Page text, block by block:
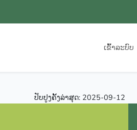
ເຂົ້າລະບົບ
ປັບປູງຄັ້ງລ່າສຸດ: 2025-09-12